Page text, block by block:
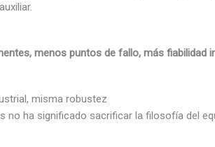
menos puntos de fallo, más fiabilidad
misma robustez
no ha significado sacrificar la filosofía del